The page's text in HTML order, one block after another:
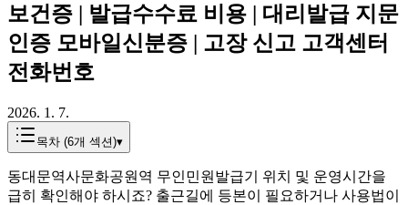
보건증 | 발급수수료 비용 | 대리발급 지문
인증 모바일신분증 | 고장 신고 고객센터
전화번호
2026. 1. 7.
목차 (6개 섹션)▾
동대문역사문화공원역 무인민원발급기 위치 및 운영시간을
급히 확인해야 하시죠? 출근길에 등본이 필요하거나 사용법이